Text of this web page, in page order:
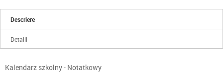
Descriere
Detalii
Kalendarz szkolny - Notatkowy